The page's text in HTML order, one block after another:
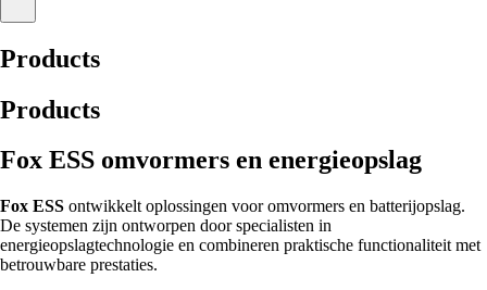
Products
Products
Fox ESS omvormers en energieopslag
Fox ESS ontwikkelt oplossingen voor omvormers en batterijopslag.
De systemen zijn ontworpen door specialisten in
energieopslagtechnologie en combineren praktische functionaliteit met
betrouwbare prestaties.